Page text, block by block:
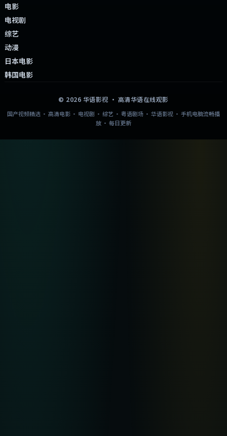
电影
电视剧
综艺
动漫
日本电影
韩国电影
© 2026 华语影视 · 高清华语在线观影
国产视频精选 · 高清电影 · 电视剧 · 综艺 · 粤语剧场 · 华语影视 · 手机电脑流畅播
放 · 每日更新